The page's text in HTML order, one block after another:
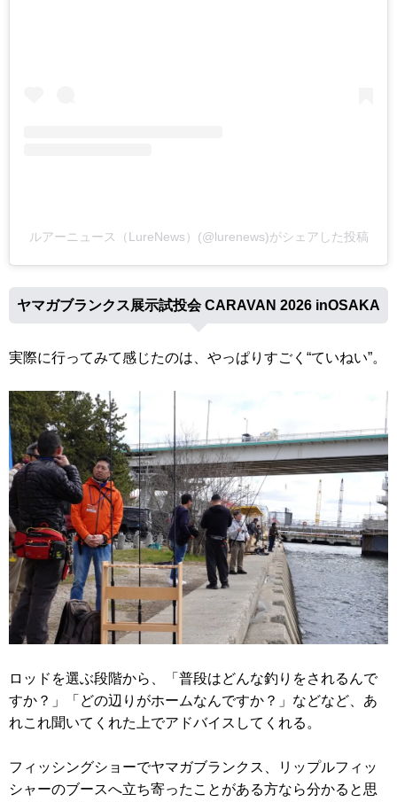
ルアーニュース（LureNews）(@lurenews)がシェアした投稿
ヤマガブランクス展示試投会 CARAVAN 2026 inOSAKA
実際に行ってみて感じたのは、やっぱりすごく“ていねい”。
ロッドを選ぶ段階から、「普段はどんな釣りをされるんで
すか？」「どの辺りがホームなんですか？」などなど、あ
れこれ聞いてくれた上でアドバイスしてくれる。
フィッシングショーでヤマガブランクス、リップルフィッ
シャーのブースへ立ち寄ったことがある方なら分かると思